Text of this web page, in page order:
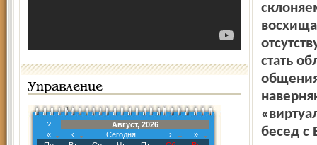
Управление
?
Август, 2026
«
‹ Сегодня ›
»
стать
бесед с